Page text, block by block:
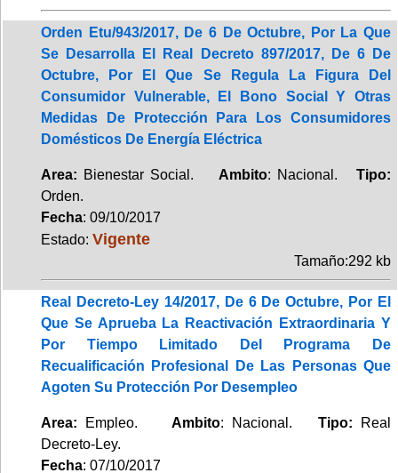
Orden Etu/943/2017, De 6 De Octubre, Por La Que
Se Desarrolla El Real Decreto 897/2017, De 6 De
Octubre, Por El Que Se Regula La Figura Del
Consumidor Vulnerable, El Bono Social Y Otras
Medidas De Protección Para Los Consumidores
Domésticos De Energía Eléctrica
Area: Bienestar Social. Ambito: Nacional. Tipo:
Orden.
Fecha: 09/10/2017
Estado: Vigente
Tamaño:292 kb
Real Decreto-Ley 14/2017, De 6 De Octubre, Por El
Que Se Aprueba La Reactivación Extraordinaria Y
Por Tiempo Limitado Del Programa De
Recualificación Profesional De Las Personas Que
Agoten Su Protección Por Desempleo
Area: Empleo. Ambito: Nacional. Tipo:
Real
Decreto-Ley.
Fecha: 07/10/2017